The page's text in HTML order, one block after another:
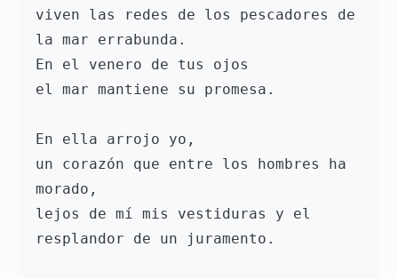
viven las redes de los pescadores de
la mar errabunda.
En el venero de tus ojos
el mar mantiene su promesa.
En ella arrojo yo,
un corazón que entre los hombres ha
morado,
lejos de mí mis vestiduras y el
resplandor de un juramento.